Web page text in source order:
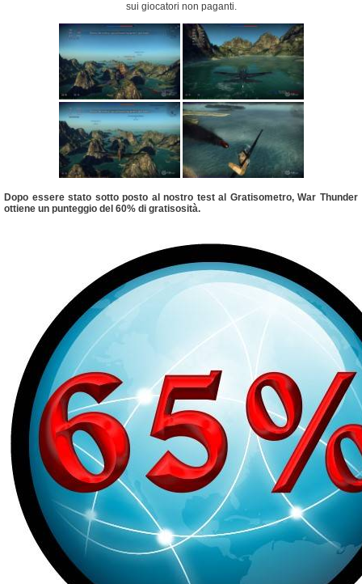
sui giocatori non paganti.
Dopo essere stato sotto posto al nostro test al Gratisometro, War Thunder
ottiene un punteggio del 60% di gratisosità.